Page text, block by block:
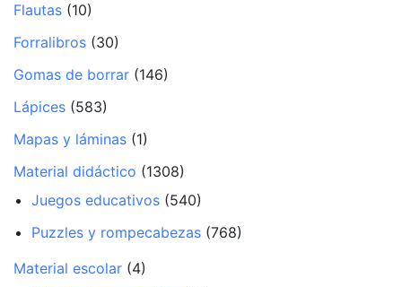
Flautas (10)
Forralibros (30)
Gomas de borrar (146)
Lápices (583)
Mapas y láminas (1)
Material didáctico (1308)
Juegos educativos (540)
Puzzles y rompecabezas (768)
Material escolar (4)